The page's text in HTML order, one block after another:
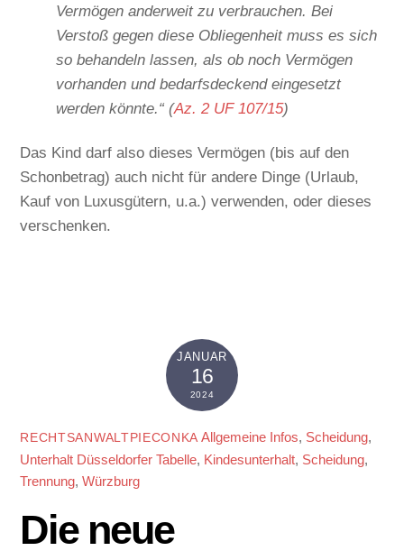
Vermögen anderweit zu verbrauchen. Bei
Verstoß gegen diese Obliegenheit muss es sich
so behandeln lassen, als ob noch Vermögen
vorhanden und bedarfsdeckend eingesetzt
werden könnte.“ (Az. 2 UF 107/15)
Das Kind darf also dieses Vermögen (bis auf den
Schonbetrag) auch nicht für andere Dinge (Urlaub,
Kauf von Luxusgütern, u.a.) verwenden, oder dieses
verschenken.
JANUAR
16
2024
RECHTSANWALTPIECONKA Allgemeine Infos, Scheidung,
Unterhalt Düsseldorfer Tabelle, Kindesunterhalt, Scheidung,
Trennung,Würzburg
Die neue